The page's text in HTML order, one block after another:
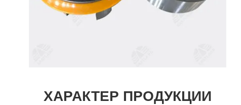
ХАРАКТЕР ПРОДУКЦИИ